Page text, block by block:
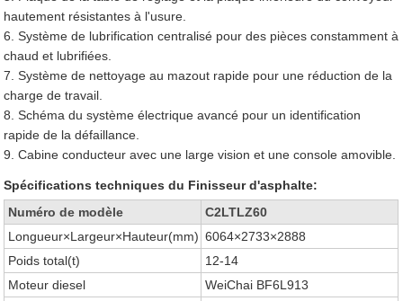
hautement résistantes à l'usure.
6. Système de lubrification centralisé pour des pièces constamment à
chaud et lubrifiées.
7. Système de nettoyage au mazout rapide pour une réduction de la
charge de travail.
8. Schéma du système électrique avancé pour un identification
rapide de la défaillance.
9. Cabine conducteur avec une large vision et une console amovible.
Spécifications techniques du Finisseur d'asphalte:
Numéro de modèle
C2LTLZ60
Longueur×Largeur×Hauteur(mm) 6064×2733×2888
Poids total(t)
12-14
Moteur diesel
WeiChai BF6L913